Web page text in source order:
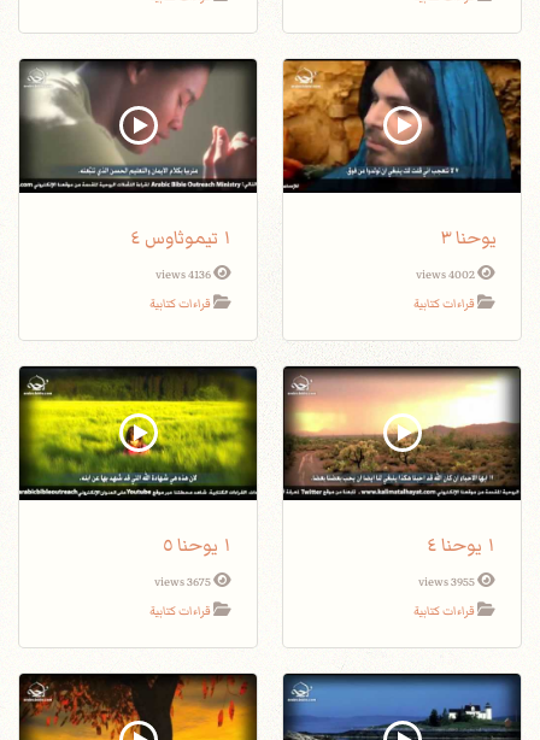
يوحنا ٣
4002 views
قراءات كتابية
١ تيموثاوس ٤
4136 views
قراءات كتابية
١ يوحنا ٤
3955 views
قراءات كتابية
١ يوحنا ٥
3675 views
قراءات كتابية